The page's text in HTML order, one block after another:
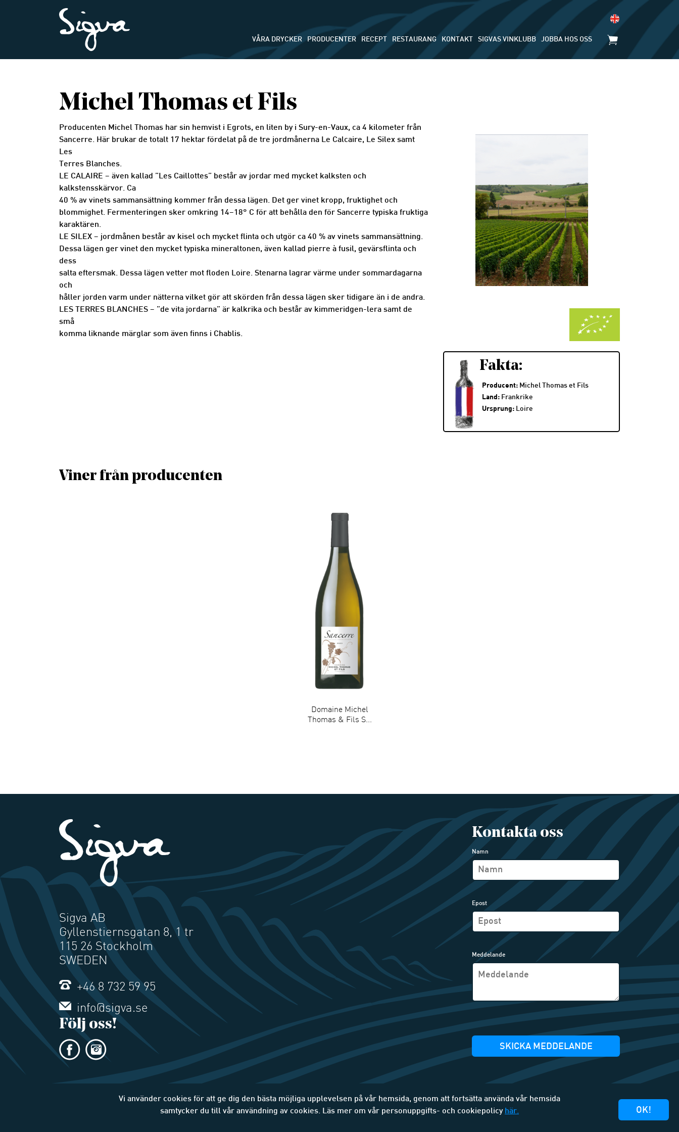
VÅRA DRYCKER PRODUCENTER RECEPT RESTAURANG KONTAKT SIGVAS VINKLUBB JOBBA HOS OSS
Michel Thomas et Fils
Producenten Michel Thomas har sin hemvist i Egrots, en liten by i Sury-en-Vaux, ca 4 kilometer från
Sancerre. Här brukar de totalt 17 hektar fördelat på de tre jordmånerna Le Calcaire, Le Silex samt
Les
Terres Blanches.
LE CALAIRE – även kallad ”Les Caillottes” består av jordar med mycket kalksten och
kalkstensskärvor. Ca
40 % av vinets sammansättning kommer från dessa lägen. Det ger vinet kropp, fruktighet och
blommighet. Fermenteringen sker omkring 14–18° C för att behålla den för Sancerre typiska fruktiga
karaktären.
LE SILEX – jordmånen består av kisel och mycket flinta och utgör ca 40 % av vinets sammansättning.
Dessa lägen ger vinet den mycket typiska mineraltonen, även kallad pierre à fusil, gevärsflinta och
dess
salta eftersmak. Dessa lägen vetter mot floden Loire. Stenarna lagrar värme under sommardagarna
och
håller jorden varm under nätterna vilket gör att skörden från dessa lägen sker tidigare än i de andra.
LES TERRES BLANCHES – ”de vita jordarna” är kalkrika och består av kimmeridgen-lera samt de
små
komma liknande märglar som även finns i Chablis.
Fakta:
Producent: Michel Thomas et Fils
Land: Frankrike
Ursprung: Loire
Viner från producenten
Domaine Michel
Thomas & Fils S...
Sigva AB
Gyllenstiernsgatan 8, 1 tr
115 26 Stockholm
SWEDEN
+46 8 732 59 95
info@sigva.se
Följ oss!
Kontakta oss
Namn
Epost
Meddelande
SKICKA MEDDELANDE
Vi använder cookies för att ge dig den bästa möjliga upplevelsen på vår hemsida, genom att fortsätta använda vår hemsida
samtycker du till vår användning av cookies. Läs mer om vår personuppgifts- och cookiepolicy här. OK!